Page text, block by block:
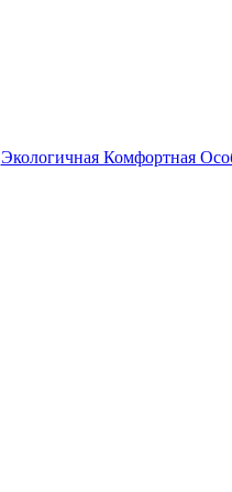
Экологичная Комфортная